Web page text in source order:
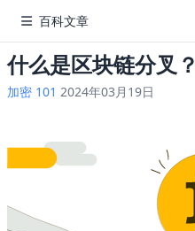
百科文章
什么是区块链分叉？
加密 101 2024年03月19日